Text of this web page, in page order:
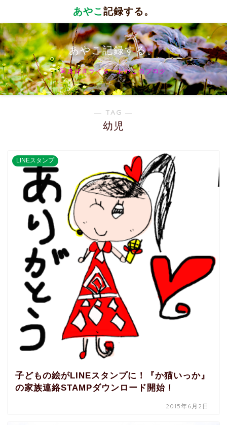
あやこ記録する。
あやこ記録する。
写真好きライターあやこのブログ
― TAG ―
幼児
LINEスタンプ
子どもの絵がLINEスタンプに！『か猫いっか』
の家族連絡STAMPダウンロード開始！
2015年6月2日